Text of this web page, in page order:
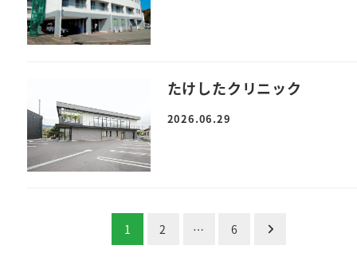
たけしたクリニック
2026.06.29
1 2 … 6